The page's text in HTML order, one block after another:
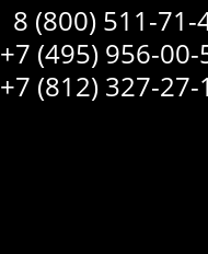
8 (800) 511-71-
+7 (495) 956-00-
+7 (812) 327-27-